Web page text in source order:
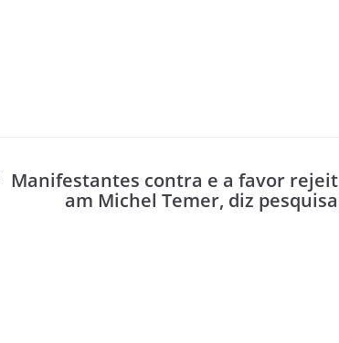
Manifestantes contra e a favor rejeit
am Michel Temer, diz pesquisa